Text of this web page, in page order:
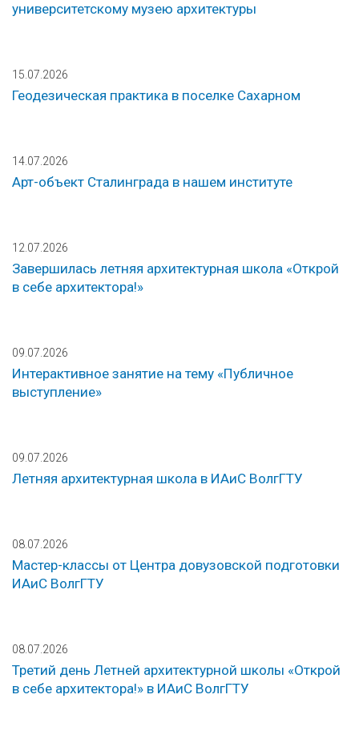
университетскому музею архитектуры
15.07.2026
Геодезическая практика в поселке Сахарном
14.07.2026
Арт-объект Сталинграда в нашем институте
12.07.2026
Завершилась летняя архитектурная школа «Открой
в себе архитектора!»
09.07.2026
Интерактивное занятие на тему «Публичное
выступление»
09.07.2026
Летняя архитектурная школа в ИАиС ВолгГТУ
08.07.2026
Мастер-классы от Центра довузовской подготовки
ИАиС ВолгГТУ
08.07.2026
Третий день Летней архитектурной школы «Открой
в себе архитектора!» в ИАиС ВолгГТУ